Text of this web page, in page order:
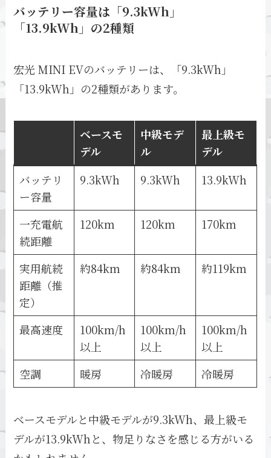
バッテリー容量は「9.3kWh」
「13.9kWh」の2種類
宏光 MINI EVのバッテリーは、「9.3kWh」
「13.9kWh」の2種類があります。
ベースモ
デル
中級モデ
ル
最上級モ
デル
バッテリ
ー容量
9.3kWh 9.3kWh 13.9kWh
一充電航
続距離
120km 120km 170km
実用航続
距離（推
定）
約84km 約84km 約119km
最高速度
100km/h
以上
100km/h
以上
100km/h
以上
空調
暖房 冷暖房 冷暖房
ベースモデルと中級モデルが9.3kWh、最上級モ
デルが13.9kWhと、物足りなさを感じる方がいる